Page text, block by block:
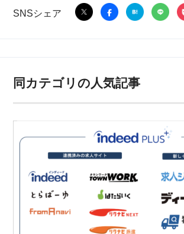
SNSシェア
同カテゴリの人気記事